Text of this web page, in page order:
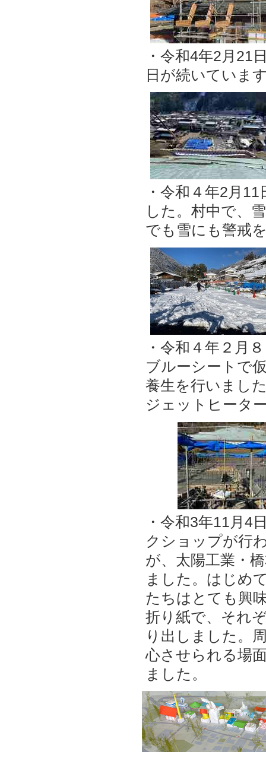
・令和4年2月
日が続いていま
・令和４年2月
した。村中で、
でも雪にも警戒
・令和４年２月
ブルーシートで
養生を行いまし
ジェットヒータ
・令和3年11月
クショップが行
が、太陽工業・
ました。はじめ
たちはとても興
折り紙で、それ
り出しました。
心させられる場
ました。